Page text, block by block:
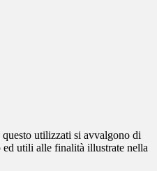
utilizzati si avvalgono di
ed utili alle finalità illustrate nella